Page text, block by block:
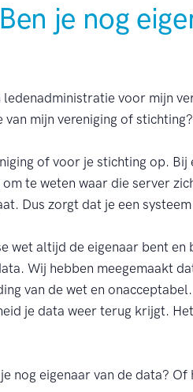
je nog
voor mijn
mijn vereniging of
of voor je stichting op. Bij
te weten waar die server
Dus zorgt dat je een
wet altijd de eigenaar bent en
Wij hebben meegemaakt
van de wet en
je data weer terug krijgt.
nog eigenaar van de data? Of